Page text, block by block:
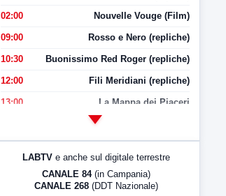
02:00 Nouvelle Vouge (Film)
09:00 Rosso e Nero (repliche)
10:30 Buonissimo Red Roger (repliche)
12:00 Fili Meridiani (repliche)
13:00 La Mappa dei Piaceri
LabNews (Diretta)
LABTV e anche sul digitale terrestre
CANALE 84 (in Campania)
CANALE 268 (DDT Nazionale)